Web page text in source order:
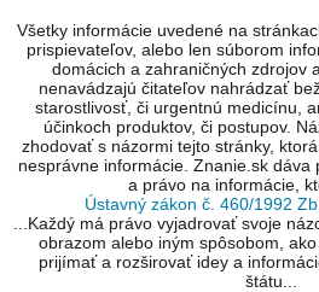
Všetky informácie uvedené na
prispievateľov, alebo len súborom
domácich a zahraničných zdrojov
nenavádzajú čitateľov nahrádzať
starostlivosť, či urgentnú medicínu,
účinkoch produktov, či postupov.
zhodovať s názormi tejto stránky,
nesprávne informácie. Znanie.sk dáva
a právo na informácie,
Ústavný zákon č. 460/1992
...Každý má právo vyjadrovať svoje
obrazom alebo iným spôsobom,
prijímať a rozširovať idey a
štátu...